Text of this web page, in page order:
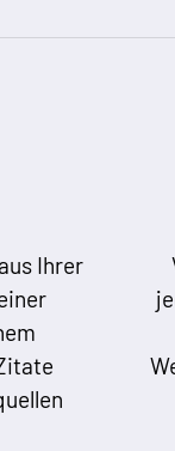
Ihrer